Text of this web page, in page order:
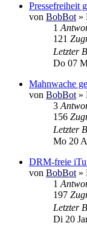
Pressefreiheit
von BobBot »
1
121
Letzter
Do 07
Mahnwache
von BobBot »
3
156
Letzter
Mo 20
DRM-freie
von BobBot »
1
197
Letzter
Di 20